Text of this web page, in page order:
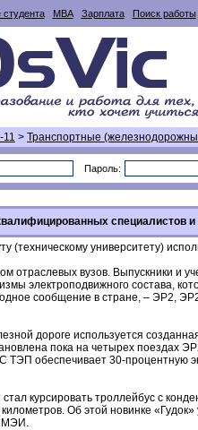
MBA Зарплата Поиск работы
11 > Транспортные
Пароль:
специалистов
(техническому университету)
отраслевых вузов. Выпускники
электроподвижного состава,
сообщение в стране, – ЭР2,
дороге используется
пока на четырех поездах
ТЭП обеспечивает 30-
курсировать троллейбус с
Об этой новинке
МЭИ.